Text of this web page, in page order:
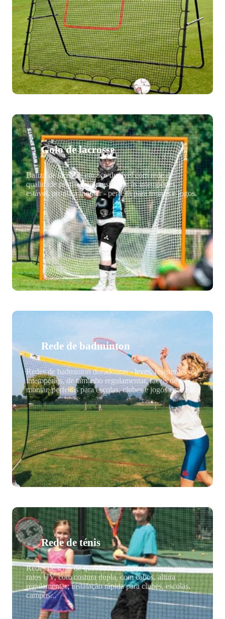
Golo de lacrosse
Baliza de lacrosse em aço durável com rede de
qualidade profissional; resistente às intempéries,
estável, pronta a montar - perfeita para treinos e jogos.
Rede de badminton
Redes de badminton duradouras - leves, resistentes às
intempéries, de tamanho regulamentar, fáceis de
montar, perfeitas para escolas, clubes e jogos em casa.
Rede de ténis
Redes de ténis de qualidade superior - estáveis aos
raios UV, com costura dupla, com cabos, altura
regulamentar; instalação rápida para clubes, escolas,
campos...